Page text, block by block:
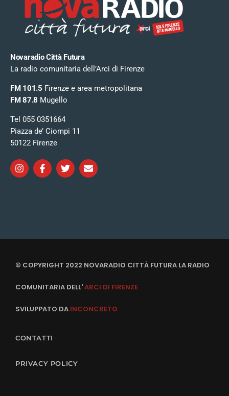
Novaradio Città Futura
La radio comunitaria dell’Arci di Firenze
FM 101.5 Firenze e area metropolitana
FM 87.8 Mugello
Tel 055 0351664
Piazza de’ Ciompi 11
50122 Firenze
© COPYRIGHT 2022 NOVARADIO CITTÀ FUTURA LA RADIO
COMUNITARIA DELL'ARCI DI FIRENZE
SVILUPPATO DA INCONCRETO
CONTATTI
PRIVACY POLICY